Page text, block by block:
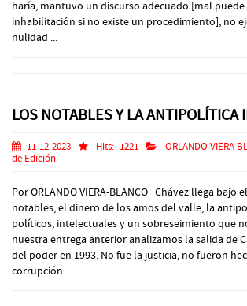
haría, mantuvo un discurso adecuado [mal puede
inhabilitación si no existe un procedimiento], no
nulidad ...
LOS NOTABLES Y LA ANTIPOLÍTICA
11-12-2023 Hits: 1221 ORLANDO VIERA
de Edición
Por ORLANDO VIERA-BLANCO Chávez llega bajo
notables, el dinero de los amos del valle, la
políticos, intelectuales y un sobreseimiento que
nuestra entrega anterior analizamos la salida de
del poder en 1993. No fue la justicia, no fueron
corrupción ...